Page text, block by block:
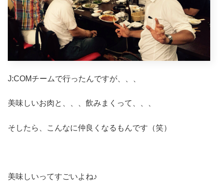
J:COMチームで行ったんですが、、、
美味しいお肉と、、、飲みまくって、、、
そしたら、こんなに仲良くなるもんです（笑）
美味しいってすごいよね♪